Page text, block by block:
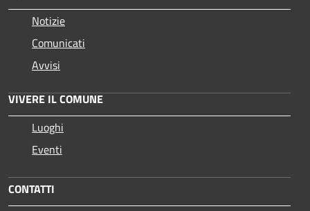
Notizie
Comunicati
Avvisi
VIVERE IL COMUNE
Luoghi
Eventi
CONTATTI